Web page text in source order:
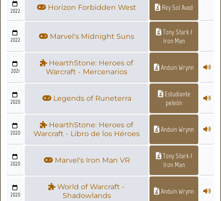
2022 Horizon Forbidden West Rey Sol Avad
2022 Marvel's Midnight Suns
Tony Stark /
Iron Man
2021
HearthStone: Heroes of
Warcraft - Mercenarios
Anduin Wrynn
2020 Legends of Runeterra
Estudiante
peleón
2020
HearthStone: Heroes of
Warcraft - Libro de los Héroes
Anduin Wrynn
2020 Marvel's Iron Man VR
Tony Stark /
Iron Man
2020
World of Warcraft -
Shadowlands
Anduin Wrynn